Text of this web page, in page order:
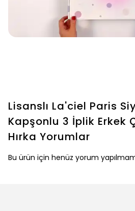
Lisanslı La'ciel Paris
Kapşonlu 3 İplik Erkek
Hırka Yorumlar
Bu ürün için henüz yorum